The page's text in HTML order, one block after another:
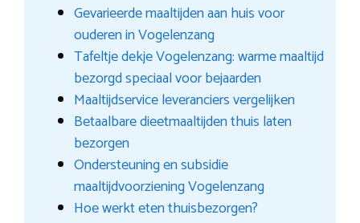
Gevarieerde maaltijden aan huis voor
ouderen in Vogelenzang
Tafeltje dekje Vogelenzang: warme maaltijd
bezorgd speciaal voor bejaarden
Maaltijdservice leveranciers vergelijken
Betaalbare dieetmaaltijden thuis laten
bezorgen
Ondersteuning en subsidie
maaltijdvoorziening Vogelenzang
Hoe werkt eten thuisbezorgen?